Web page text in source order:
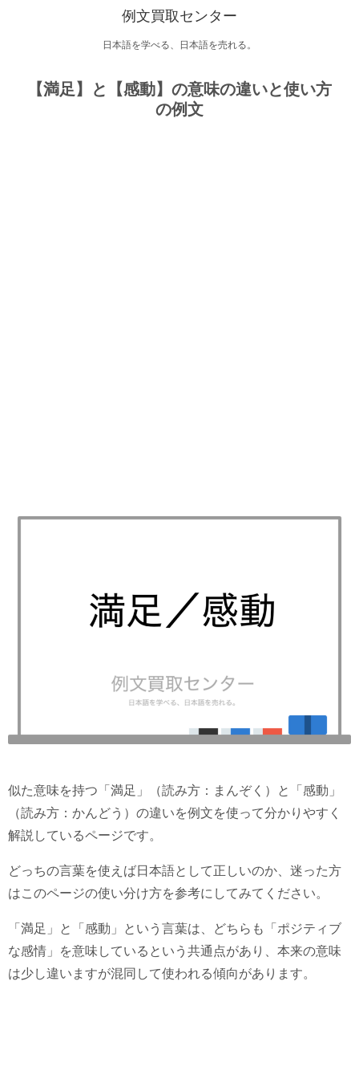
例文買取センター
日本語を学べる、日本語を売れる。
【満足】と【感動】の意味の違いと使い方
の例文
似た意味を持つ「満足」（読み方：まんぞく）と「感動」
（読み方：かんどう）の違いを例文を使って分かりやすく
解説しているページです。
どっちの言葉を使えば日本語として正しいのか、迷った方
はこのページの使い分け方を参考にしてみてください。
「満足」と「感動」という言葉は、どちらも「ポジティブ
な感情」を意味しているという共通点があり、本来の意味
は少し違いますが混同して使われる傾向があります。